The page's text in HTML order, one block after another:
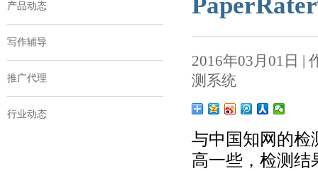
产品动态
写作辅导
推广代理
行业动态
2016年03月01日 |
测系统
与中国知网的检
高一些，检测结